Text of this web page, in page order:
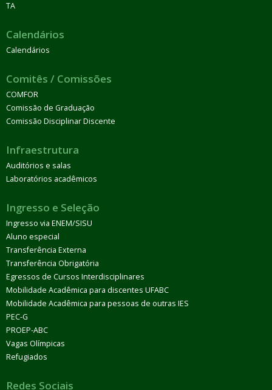
TA
Calendários
Calendários
Comitês / Comissões
COMFOR
Comissão de Graduação
Comissão Disciplinar Discente
Infraestrutura
Auditórios e salas
Laboratórios acadêmicos
Ingresso e Seleção
Ingresso via ENEM/SISU
Aluno especial
Transferência Externa
Transferência Obrigatória
Egressos de Cursos Interdisciplinares
Mobilidade Acadêmica para discentes UFABC
Mobilidade Acadêmica para pessoas de outras IES
PEC-G
PROEP-ABC
Vagas Olímpicas
Refugiados
Redes Sociais